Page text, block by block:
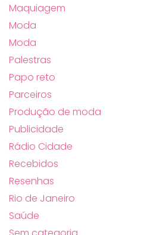
Maquiagem
Moda
Moda
Palestras
Papo reto
Parceiros
Produção de moda
Publicidade
Rádio Cidade
Recebidos
Resenhas
Rio de Janeiro
Saúde